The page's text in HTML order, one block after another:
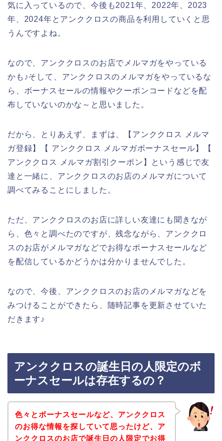
気に入っているので、今後も2021年、2022年、2023
年、2024年とアンククロスの商品を利用していくと思
うんですよね。
なので、アンククロスのお店でメルマガをやっている
かも♪そして、アンククロスのメルマガをやっているな
ら、ボーナスセールの情報やクーポンコードなどを配
布していないのかな～と思いました。
だから、とりあえず、まずは、【アンククロス メルマ
ガ登録】【 アンククロス メルマガボーナスセール】【
アンククロス メルマガ割引クーポン】という感じで友
達と一緒に、アンククロスのお店のメルマガについて
調べてみることにしました。
ただ、アンククロスのお店に詳しい友達にも聞きなが
ら、色々と調べたのですが、残念ながら、アンククロ
スのお店がメルマガなどでお得なボーナスセールなど
を配信しているかどうかは分かりませんでした。
なので、今後、アンククロスのお店のメルマガなどを
みつけることができたら、随時記事を更新させていた
だきます♪
アンククロスの誕生日の人限定のボ
ーナスセールは存在するの？
色々とボーナスセールなど、アンククロス
のお得な情報を探していて思ったけど、ア
ンククロスのお店で誕生日の人限定でお得